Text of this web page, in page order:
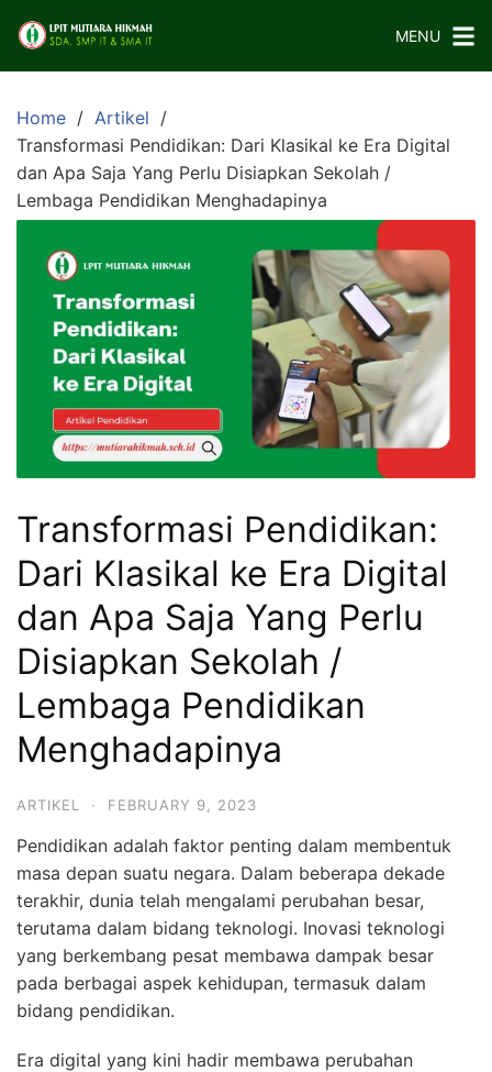
content
MENU
Home
Artikel
Transformasi Pendidikan: Dari Klasikal ke Era Digital
dan Apa Saja Yang Perlu Disiapkan Sekolah /
Lembaga Pendidikan Menghadapinya
Transformasi Pendidikan:
Dari Klasikal ke Era Digital
dan Apa Saja Yang Perlu
Disiapkan Sekolah /
Lembaga Pendidikan
Menghadapinya
ARTIKEL · FEBRUARY 9, 2023
Pendidikan adalah faktor penting dalam membentuk
masa depan suatu negara. Dalam beberapa dekade
terakhir, dunia telah mengalami perubahan besar,
terutama dalam bidang teknologi. Inovasi teknologi
yang berkembang pesat membawa dampak besar
pada berbagai aspek kehidupan, termasuk dalam
bidang pendidikan.
Era digital yang kini hadir membawa perubahan